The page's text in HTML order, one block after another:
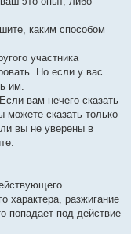
каким способом
участника
Но если у вас
им.
вам нечего сказать
сказать только
вы не уверены в
характера, разжигание
попадает под действие